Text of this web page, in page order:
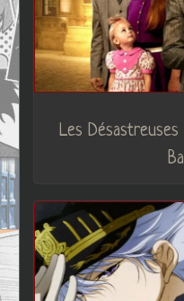
Les Désastreuses